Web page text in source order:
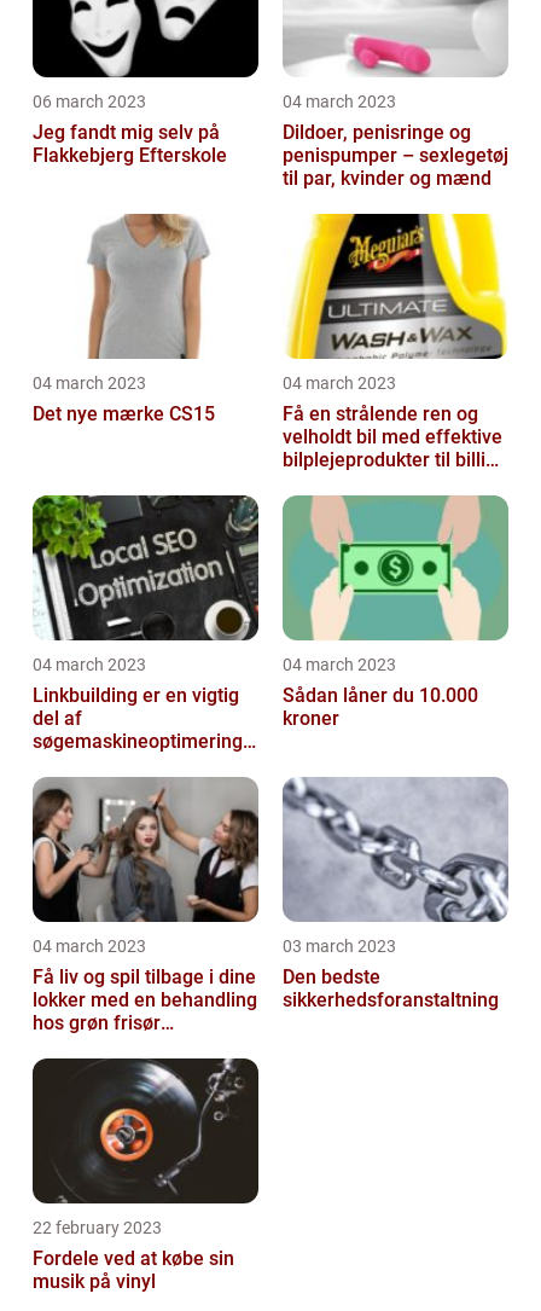
06 march 2023
Jeg fandt mig selv på
Flakkebjerg Efterskole
04 march 2023
Dildoer, penisringe og
penispumper – sexlegetøj
til par, kvinder og mænd
04 march 2023
Det nye mærke CS15
04 march 2023
Få en strålende ren og
velholdt bil med effektive
bilplejeprodukter til billige
04 march 2023
Linkbuilding er en vigtig
del af
søgemaskineoptimeringe
04 march 2023
Sådan låner du 10.000
kroner
04 march 2023
Få liv og spil tilbage i dine
lokker med en behandling
hos grøn frisør
03 march 2023
Den bedste
sikkerhedsforanstaltning
22 february 2023
Fordele ved at købe sin
musik på vinyl